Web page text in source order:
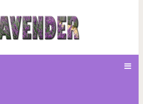
«Неси свой крест! Не
которое навсегда